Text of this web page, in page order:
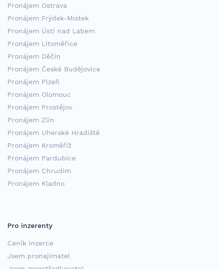
Pronájem Ostrava
Pronájem Frýdek-Místek
Pronájem Ústí nad Labem
Pronájem Litoměřice
Pronájem Děčín
Pronájem České Budějovice
Pronájem Plzeň
Pronájem Olomouc
Pronájem Prostějov
Pronájem Zlín
Pronájem Uherské Hradiště
Pronájem Kroměříž
Pronájem Pardubice
Pronájem Chrudim
Pronájem Kladno
Pro inzerenty
Ceník inzerce
Jsem pronajímatel